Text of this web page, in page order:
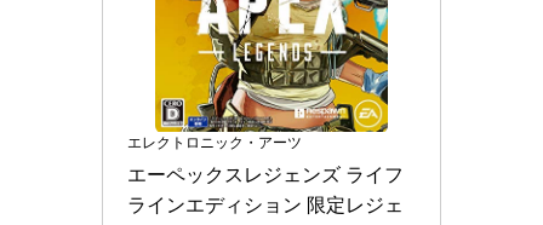
エレクトロニック・アーツ
エーペックスレジェンズ ライフ
ラインエディション 限定レジェ